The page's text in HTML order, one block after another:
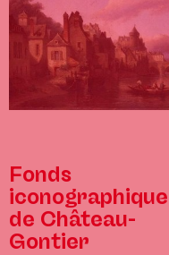
Fonds
iconographique
de Château-
Gontier